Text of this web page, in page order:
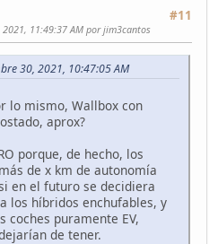
#11
2021, 11:49:37 AM por jim3cantos
30, 2021, 10:47:05 AM
lo mismo, Wallbox con
aprox?
porque, de hecho, los
de x km de autonomía
en el futuro se decidiera
los híbridos enchufables, y
coches puramente EV,
de tener.